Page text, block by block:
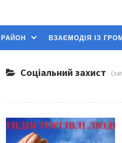
ВЗАЄМОДІЯ ІЗ
Соціальний захист